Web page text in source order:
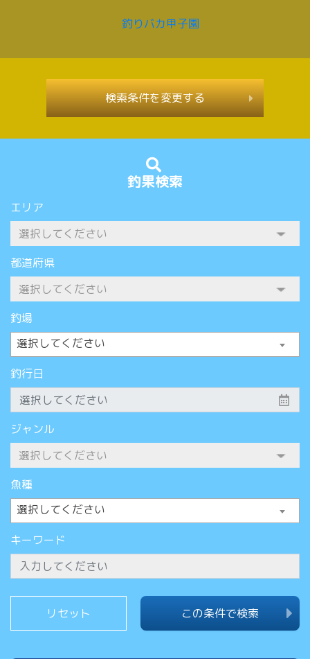
釣果検索
エリア
都道府県
釣場
選択してください
釣行日
ジャンル
魚種
選択してください
キーワード
この条件で検索
検索条件を変更する